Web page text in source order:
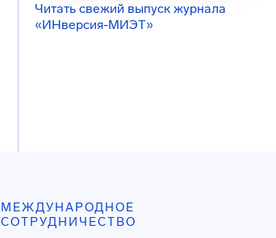
Читать свежий выпуск журнала
«ИНверсия-МИЭТ»
МЕЖДУНАРОДНОЕ
СОТРУДНИЧЕСТВО